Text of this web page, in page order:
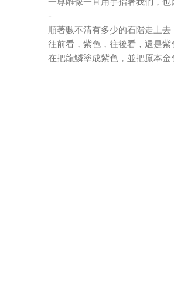
-
順著數不清有多少的石階走上
往前看，紫色，往後看，還是
在把龍鱗塗成紫色，並把原本